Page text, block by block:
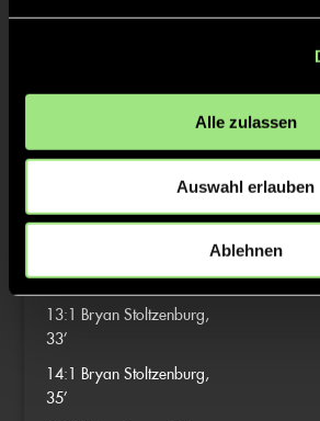
Alle zulassen
Auswahl erlauben
Ablehnen
10:1 Julius Griem, 26’
3/4
Max
13:1 Bryan Stoltzenburg,
33’
14:1 Bryan Stoltzenburg,
35’